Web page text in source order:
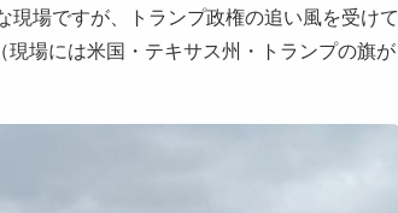
場ですが、トランプ政権の追い風を受けて
場には米国・テキサス州・トランプの旗が